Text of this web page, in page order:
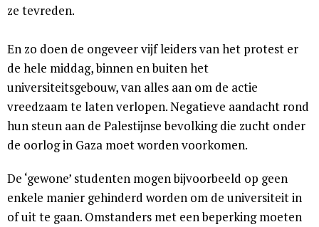
ze tevreden.
En zo doen de ongeveer vijf leiders van het protest er
de hele middag, binnen en buiten het
universiteitsgebouw, van alles aan om de actie
vreedzaam te laten verlopen. Negatieve aandacht rond
hun steun aan de Palestijnse bevolking die zucht onder
de oorlog in Gaza moet worden voorkomen.
De ‘gewone’ studenten mogen bijvoorbeeld op geen
enkele manier gehinderd worden om de universiteit in
of uit te gaan. Omstanders met een beperking moeten